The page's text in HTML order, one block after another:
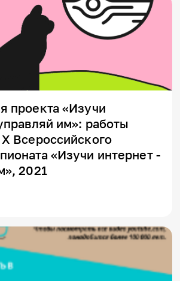
проекта «Изучи
им»: работы
Всероссийского
«Изучи интернет -
2021